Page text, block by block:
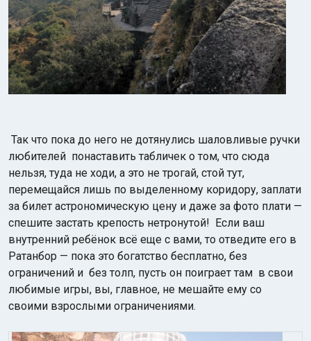
Так что пока до него не дотянулись шаловливые ручки
любителей понаставить табличек о том, что сюда
нельзя, туда не ходи, а это не трогай, стой тут,
перемещайся лишь по выделенному коридору, заплати
за билет астрономическую цену и даже за фото плати —
спешите застать крепость нетронутой! Если ваш
внутренний ребёнок всё еще с вами, то отведите его в
Ратанбор — пока это богатство бесплатно, без
ограничений и без толп, пусть он поиграет там в свои
любимые игры, вы, главное, не мешайте ему со
своими взрослыми ограничениями.